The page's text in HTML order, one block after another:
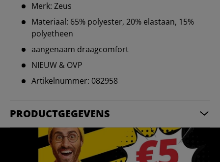
Merk: Zeus
Materiaal: 65% polyester, 20% elastaan, 15%
polyetheen
aangenaam draagcomfort
NIEUW & OVP
Artikelnummer: 082958
PRODUCTGEGEVENS